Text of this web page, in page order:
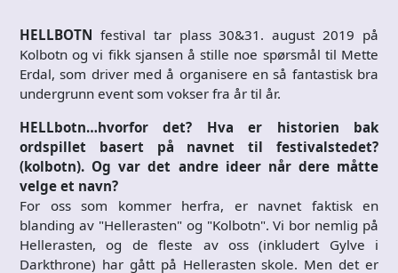
HELLBOTN festival tar plass 30&31. august 2019 på
Kolbotn og vi fikk sjansen å stille noe spørsmål til Mette
Erdal, som driver med å organisere en så fantastisk bra
undergrunn event som vokser fra år til år.
HELLbotn…hvorfor det? Hva er historien bak
ordspillet basert på navnet til festivalstedet?
(kolbotn). Og var det andre ideer når dere måtte
velge et navn?
For oss som kommer herfra, er navnet faktisk en
blanding av "Hellerasten" og "Kolbotn". Vi bor nemlig på
Hellerasten, og de fleste av oss (inkludert Gylve i
Darkthrone) har gått på Hellerasten skole. Men det er